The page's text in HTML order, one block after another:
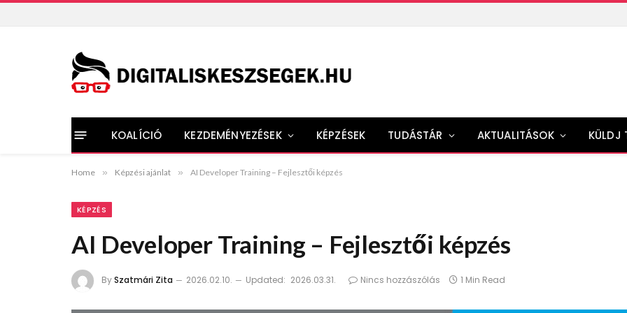
KOALÍCIÓ KEZDEMÉNYEZÉSEK KÉPZÉSEK TUDÁSTÁR AKTUALITÁSOK KÜLDJ
Home » Képzési ajánlat » AI Developer Training – Fejlesztői képzés
KÉPZÉS
AI Developer Training – Fejlesztői képzés
BySzatmári Zita 2026.02.10. Updated: 2026.03.31. Nincs hozzászólás 1 Min Read